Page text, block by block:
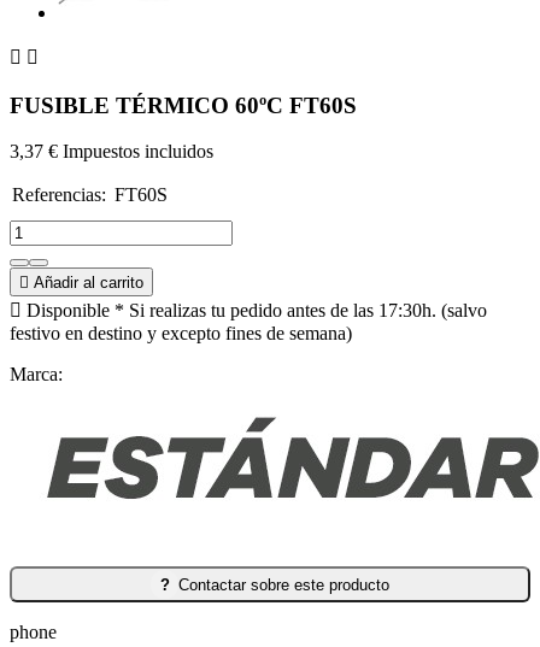
 
FUSIBLE TÉRMICO 60ºC FT60S
3,37 € Impuestos incluidos
Referencias: FT60S
FT60S
 Añadir al carrito
 Disponible * Si realizas tu pedido antes de las 17:30h. (salvo
festivo en destino y excepto fines de semana)
Marca:
? Contactar sobre este producto
phone